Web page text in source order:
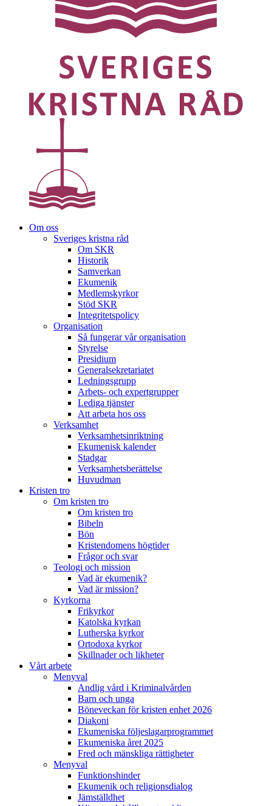
Om oss
Sveriges kristna råd
Om SKR
Historik
Samverkan
Ekumenik
Medlemskyrkor
Stöd SKR
Integritetspolicy
Organisation
Så fungerar vår organisation
Styrelse
Presidium
Generalsekretariatet
Ledningsgrupp
Arbets- och expertgrupper
Lediga tjänster
Att arbeta hos oss
Verksamhet
Verksamhetsinriktning
Ekumenisk kalender
Stadgar
Verksamhetsberättelse
Huvudman
Kristen tro
Om kristen tro
Om kristen tro
Bibeln
Bön
Kristendomens högtider
Frågor och svar
Teologi och mission
Vad är ekumenik?
Vad är mission?
Kyrkorna
Frikyrkor
Katolska kyrkan
Lutherska kyrkor
Ortodoxa kyrkor
Skillnader och likheter
Vårt arbete
Menyval
Andlig vård i Kriminalvården
Barn och unga
Böneveckan för kristen enhet 2026
Diakoni
Ekumeniska följeslagarprogrammet
Ekumeniska året 2025
Fred och mänskliga rättigheter
Menyval
Funktionshinder
Ekumenik och religionsdialog
Jämställdhet